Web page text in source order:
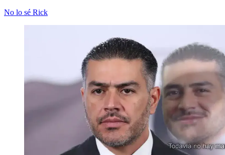
No lo sé Rick